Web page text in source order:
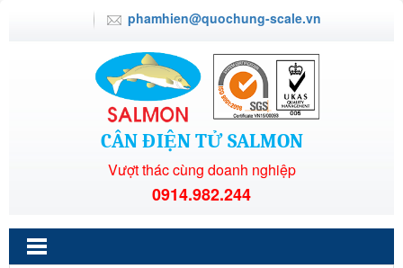
phamhien@quochung-scale.vn
CÂN ĐIỆN TỬ SALMON
Vượt thác cùng doanh nghiệp
0914.982.244